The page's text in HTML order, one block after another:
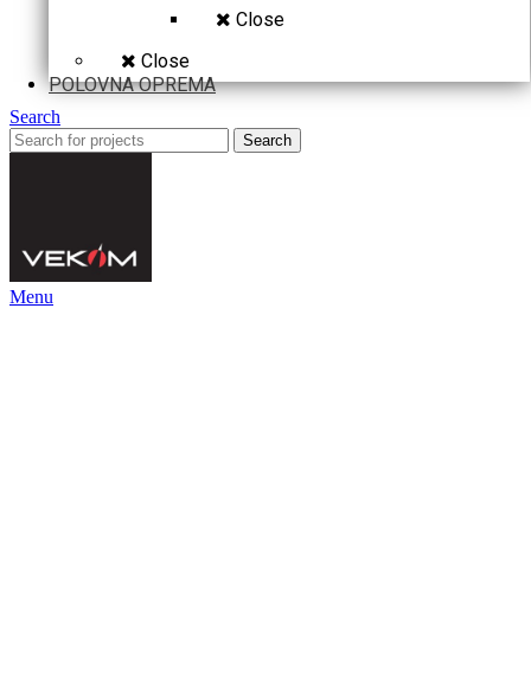
Close
Close
POLOVNA OPREMA
Search
Search
Menu